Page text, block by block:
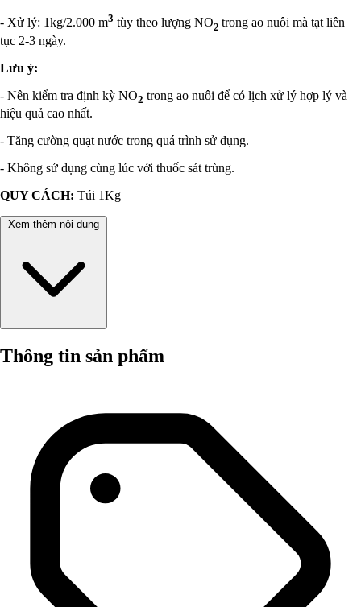
- Xử lý: 1kg/2.000 m3 tùy theo lượng NO2 trong ao nuôi mà tạt liên
tục 2-3 ngày.
Lưu ý:
- Nên kiểm tra định kỳ NO2 trong ao nuôi để có lịch xử lý hợp lý và
hiệu quả cao nhất.
- Tăng cường quạt nước trong quá trình sử dụng.
- Không sử dụng cùng lúc với thuốc sát trùng.
QUY CÁCH: Túi 1Kg
Xem thêm nội dung
Thông tin sản phẩm